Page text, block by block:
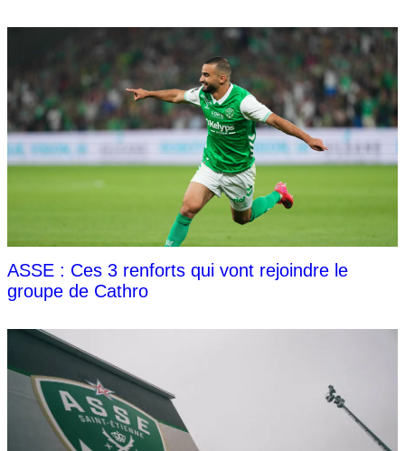
ASSE : Ces 3 renforts qui vont rejoindre le
groupe de Cathro